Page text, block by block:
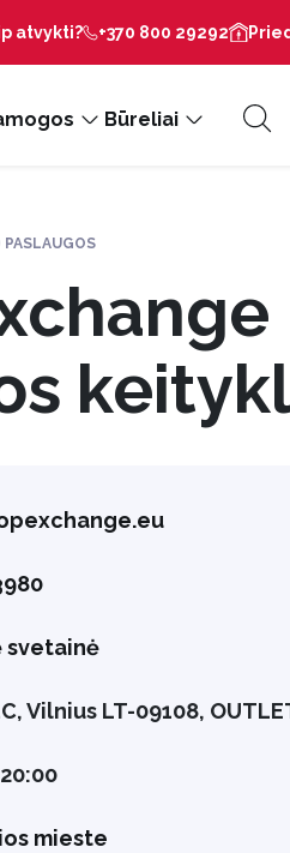
atvykti? +370 800 29292
Būreliai
PASLAUGOS
svetainė
Vilnius LT-09108,
mieste